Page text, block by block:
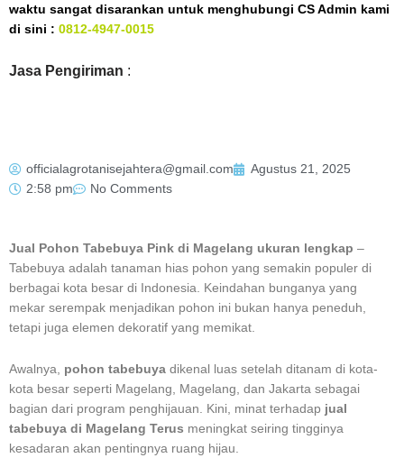
waktu sangat disarankan untuk menghubungi CS Admin kami
di sini : 0812-4947-0015
Jasa Pengiriman :
officialagrotanisejahtera@gmail.com
Agustus 21, 2025
2:58 pm
No Comments
Jual Pohon Tabebuya Pink di Magelang ukuran lengkap –
Tabebuya adalah tanaman hias pohon yang semakin populer di
berbagai kota besar di Indonesia. Keindahan bunganya yang
mekar serempak menjadikan pohon ini bukan hanya peneduh,
tetapi juga elemen dekoratif yang memikat.
Awalnya, pohon tabebuya dikenal luas setelah ditanam di kota-
kota besar seperti Magelang, Magelang, dan Jakarta sebagai
bagian dari program penghijauan. Kini, minat terhadap jual
tabebuya di Magelang Terus meningkat seiring tingginya
kesadaran akan pentingnya ruang hijau.